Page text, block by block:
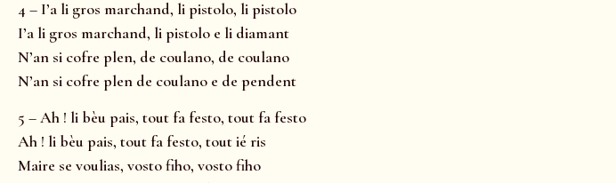
4 – I’a li gros marchand, li pistolo, li pistolo
I’a li gros marchand, li pistolo e li diamant
N’an si cofre plen, de coulano, de coulano
N’an si cofre plen de coulano e de pendent
5 – Ah ! li bèu pais, tout fa festo, tout fa festo
Ah ! li bèu pais, tout fa festo, tout ié ris
Maire se voulias, vosto fiho, vosto fiho